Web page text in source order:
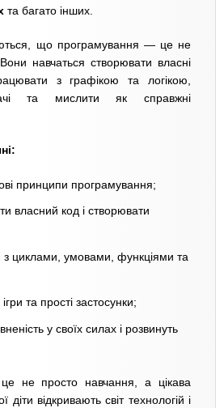
та багато інших.
що програмування — це не
навчаться створювати власні
з графікою та логікою,
та мислити як справжні
принципи програмування;
власний код і створювати
циклами, умовами, функціями та
та прості застосунки;
у своїх силах і розвинуть
не просто навчання, а цікава
діти відкривають світ технологій і